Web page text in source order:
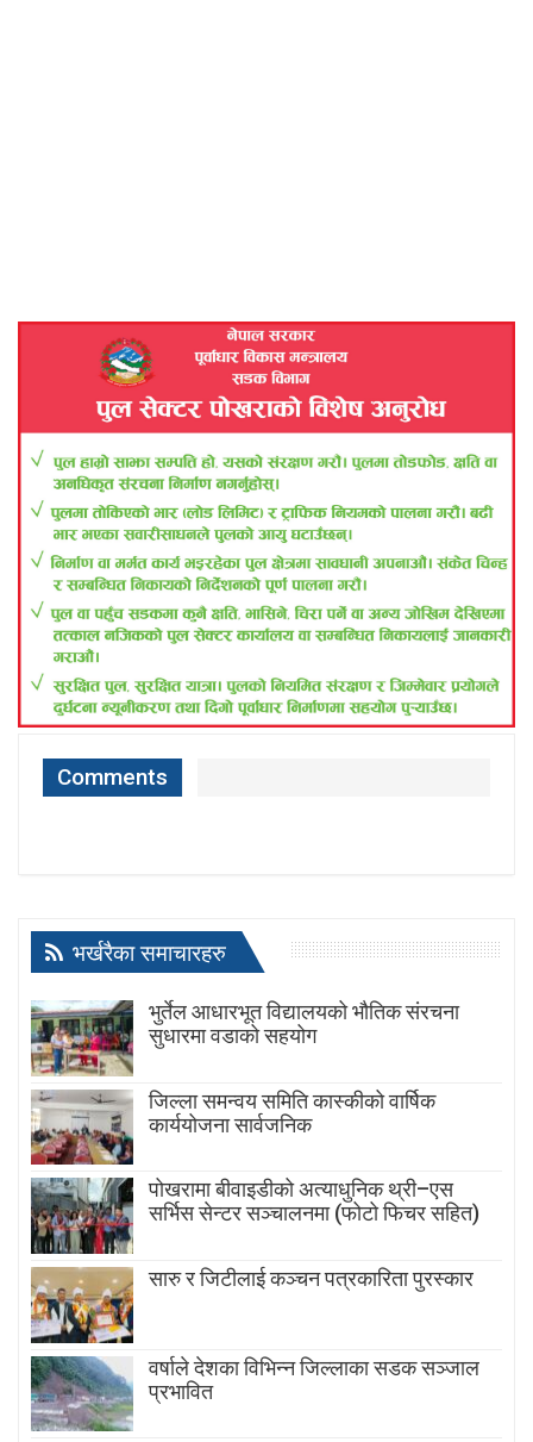
Comments
भर्खरैका समाचारहरु
भुर्तेल आधारभूत विद्यालयको भौतिक संरचना
सुधारमा वडाको सहयोग
जिल्ला समन्वय समिति कास्कीको वार्षिक
कार्ययोजना सार्वजनिक
पोखरामा बीवाइडीको अत्याधुनिक थ्री–एस
सर्भिस सेन्टर सञ्चालनमा (फोटो फिचर सहित)
सारु र जिटीलाई कञ्चन पत्रकारिता पुरस्कार
वर्षाले देशका विभिन्न जिल्लाका सडक सञ्जाल
प्रभावित